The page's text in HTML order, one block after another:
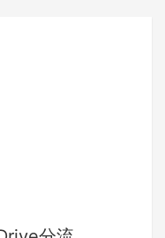
测试一发搜了个